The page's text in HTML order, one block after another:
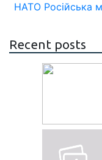
НАТО Російська
Recent posts